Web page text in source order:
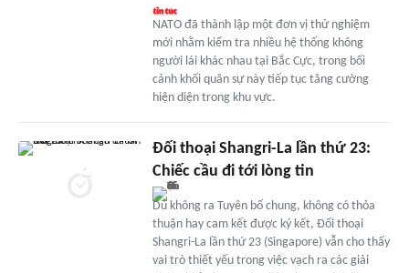
NATO đã thành lập một đơn vị thử nghiệm
mới nhằm kiểm tra nhiều hệ thống không
người lái khác nhau tại Bắc Cực, trong bối
cảnh khối quân sự này tiếp tục tăng cường
hiện diện trong khu vực.
Đối thoại Shangri-La lần thứ 23:
Chiếc cầu đi tới lòng tin
Dù không ra Tuyên bố chung, không có thỏa
thuận hay cam kết được ký kết, Đối thoại
Shangri-La lần thứ 23 (Singapore) vẫn cho thấy
vai trò thiết yếu trong việc vạch ra các giải